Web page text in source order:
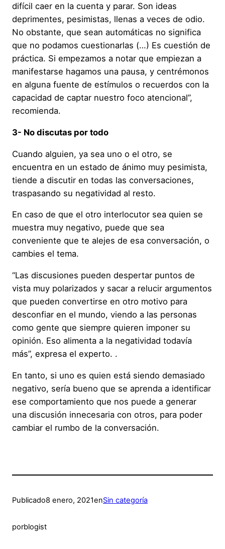
difícil caer en la cuenta y parar. Son ideas
deprimentes, pesimistas, llenas a veces de odio.
No obstante, que sean automáticas no significa
que no podamos cuestionarlas (…) Es cuestión de
práctica. Si empezamos a notar que empiezan a
manifestarse hagamos una pausa, y centrémonos
en alguna fuente de estímulos o recuerdos con la
capacidad de captar nuestro foco atencional”,
recomienda.
3- No discutas por todo
Cuando alguien, ya sea uno o el otro, se
encuentra en un estado de ánimo muy pesimista,
tiende a discutir en todas las conversaciones,
traspasando su negatividad al resto.
En caso de que el otro interlocutor sea quien se
muestra muy negativo, puede que sea
conveniente que te alejes de esa conversación, o
cambies el tema.
“Las discusiones pueden despertar puntos de
vista muy polarizados y sacar a relucir argumentos
que pueden convertirse en otro motivo para
desconfiar en el mundo, viendo a las personas
como gente que siempre quieren imponer su
opinión. Eso alimenta a la negatividad todavía
más”, expresa el experto. .
En tanto, si uno es quien está siendo demasiado
negativo, sería bueno que se aprenda a identificar
ese comportamiento que nos puede a generar
una discusión innecesaria con otros, para poder
cambiar el rumbo de la conversación.
Publicado8 enero, 2021enSin categoría
porblogist